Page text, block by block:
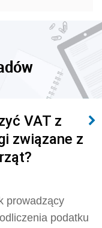
VAT z
związane z
prowadzący
podatku